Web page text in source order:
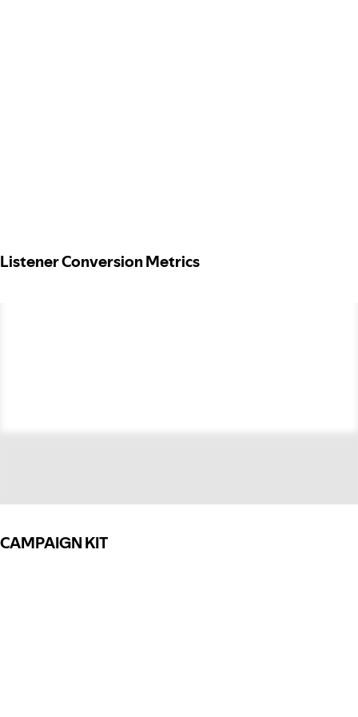
Listener Conversion Metrics
CAMPAIGN KIT